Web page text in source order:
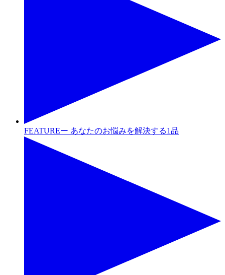
FEATUREー あなたのお悩みを解決する1品